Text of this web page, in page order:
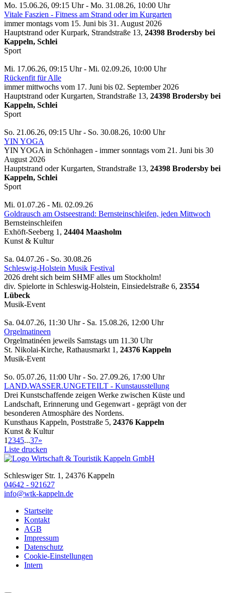
Mo. 15.06.26, 09:15 Uhr - Mo. 31.08.26, 10:00 Uhr
Vitale Faszien - Fitness am Strand oder im Kurgarten
immer montags vom 15. Juni bis 31. August 2026
Hauptstrand oder Kurpark, Strandstraße 13, 24398 Brodersby bei
Kappeln, Schlei
Sport
Mi. 17.06.26, 09:15 Uhr - Mi. 02.09.26, 10:00 Uhr
Rückenfit für Alle
immer mittwochs vom 17. Juni bis 02. September 2026
Hauptstrand oder Kurgarten, Strandstraße 13, 24398 Brodersby bei
Kappeln, Schlei
Sport
So. 21.06.26, 09:15 Uhr - So. 30.08.26, 10:00 Uhr
YIN YOGA
YIN YOGA in Schönhagen - immer sonntags vom 21. Juni bis 30
August 2026
Hauptstrand oder Kurgarten, Strandstraße 13, 24398 Brodersby bei
Kappeln, Schlei
Sport
Mi. 01.07.26 - Mi. 02.09.26
Goldrausch am Ostseestrand: Bernsteinschleifen, jeden Mittwoch
Bernsteinschleifen
Exhöft-Seeberg 1, 24404 Maasholm
Kunst & Kultur
Sa. 04.07.26 - So. 30.08.26
Schleswig-Holstein Musik Festival
2026 dreht sich beim SHMF alles um Stockholm!
div. Spielorte in Schleswig-Holstein, Einsiedelstraße 6, 23554
Lübeck
Musik-Event
Sa. 04.07.26, 11:30 Uhr - Sa. 15.08.26, 12:00 Uhr
Orgelmatineen
Orgelmatinéen jeweils Samstags um 11.30 Uhr
St. Nikolai-Kirche, Rathausmarkt 1, 24376 Kappeln
Musik-Event
So. 05.07.26, 11:00 Uhr - So. 27.09.26, 17:00 Uhr
LAND.WASSER.UNGETEILT - Kunstausstellung
Drei Kunstschaffende zeigen Werke zwischen Küste und
Landschaft, Erinnerung und Gegenwart - geprägt von der
besonderen Atmosphäre des Nordens.
Kunsthaus Kappeln, Poststraße 5, 24376 Kappeln
Kunst & Kultur
1 2345...37»
Liste drucken
Schleswiger Str. 1, 24376 Kappeln
04642 - 921627
info@wtk-kappeln.de
Startseite
Kontakt
AGB
Impressum
Datenschutz
Cookie-Einstellungen
Intern